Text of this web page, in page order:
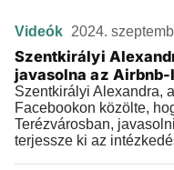
Videók 2024.
Szentkirályi
javasolna az
Szentkirályi Alexandra,
Facebookon közölte,
Terézvárosban,
terjessze ki az